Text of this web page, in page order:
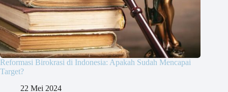
Reformasi Birokrasi di Indonesia: Apakah Sudah Mencapai
Target?
22 Mei 2024